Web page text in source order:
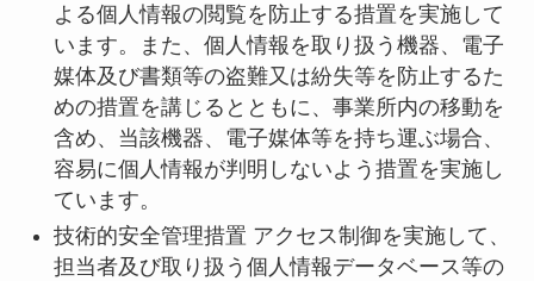
よる個人情報の閲覧を防止する措置を実施して
います。また、個人情報を取り扱う機器、電子
媒体及び書類等の盗難又は紛失等を防止するた
めの措置を講じるとともに、事業所内の移動を
含め、当該機器、電子媒体等を持ち運ぶ場合、
容易に個人情報が判明しないよう措置を実施し
ています。
技術的安全管理措置 アクセス制御を実施して、
担当者及び取り扱う個人情報データベース等の